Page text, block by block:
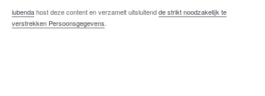
iubendahost deze content en verzamelt uitsluitendde strikt noodzakelijk te
verstrekken Persoonsgegevens